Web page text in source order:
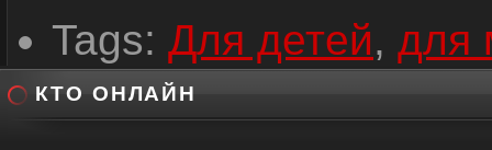
Tags: Для детей, для
КТО ОНЛАЙН